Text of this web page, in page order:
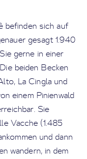
befinden sich auf
gesagt 1.940
gerne in einer
beiden Becken
La Cingla und
einem Pinienwald
Sie
Vacche (1.485
und dann
wandern, in dem